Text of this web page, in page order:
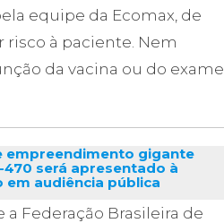
equipe da Ecomax, de
à paciente. Nem
da vacina ou do exame
empreendimento gigante
470 será apresentado à
em audiência pública
Federação Brasileira de